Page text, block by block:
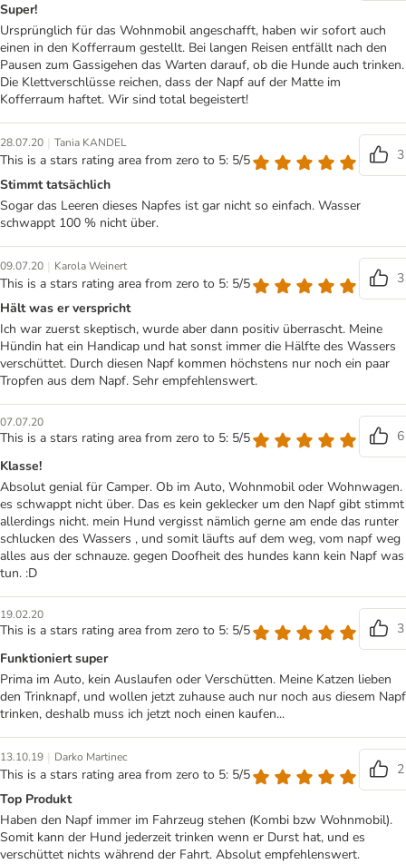
Super!
Ursprünglich für das Wohnmobil angeschafft, haben wir sofort auch
einen in den Kofferraum gestellt. Bei langen Reisen entfällt nach den
Pausen zum Gassigehen das Warten darauf, ob die Hunde auch trinken.
Die Klettverschlüsse reichen, dass der Napf auf der Matte im
Kofferraum haftet. Wir sind total begeistert!
28.07.20 | Tania KANDEL
This is a stars rating area from zero to 5: 5/5
3
Stimmt tatsächlich
Sogar das Leeren dieses Napfes ist gar nicht so einfach. Wasser
schwappt 100 % nicht über.
09.07.20 | Karola Weinert
This is a stars rating area from zero to 5: 5/5
3
Hält was er verspricht
Ich war zuerst skeptisch, wurde aber dann positiv überrascht. Meine
Hündin hat ein Handicap und hat sonst immer die Hälfte des Wassers
verschüttet. Durch diesen Napf kommen höchstens nur noch ein paar
Tropfen aus dem Napf. Sehr empfehlenswert.
07.07.20
This is a stars rating area from zero to 5: 5/5
6
Klasse!
Absolut genial für Camper. Ob im Auto, Wohnmobil oder Wohnwagen.
es schwappt nicht über. Das es kein geklecker um den Napf gibt stimmt
allerdings nicht. mein Hund vergisst nämlich gerne am ende das runter
schlucken des Wassers , und somit läufts auf dem weg, vom napf weg
alles aus der schnauze. gegen Doofheit des hundes kann kein Napf was
tun. :D
19.02.20
This is a stars rating area from zero to 5: 5/5
3
Funktioniert super
Prima im Auto, kein Auslaufen oder Verschütten. Meine Katzen lieben
den Trinknapf, und wollen jetzt zuhause auch nur noch aus diesem Napf
trinken, deshalb muss ich jetzt noch einen kaufen...
13.10.19 | Darko Martinec
This is a stars rating area from zero to 5: 5/5
2
Top Produkt
Haben den Napf immer im Fahrzeug stehen (Kombi bzw Wohnmobil).
Somit kann der Hund jederzeit trinken wenn er Durst hat, und es
verschüttet nichts während der Fahrt. Absolut empfehlenswert.